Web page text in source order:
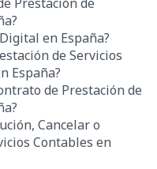
en España?
de Servicios
España?
de Prestación de
Cancelar o
Contables en